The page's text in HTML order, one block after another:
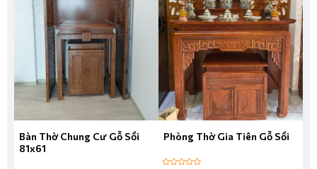
Bàn Thờ Chung Cư Gỗ Sồi
81x61
Phòng Thờ Gia Tiên Gỗ Sồi